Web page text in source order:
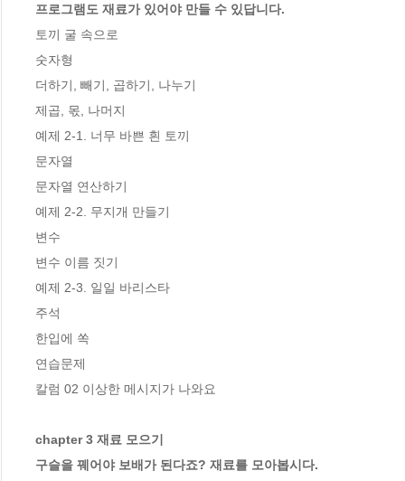
프로그램도 재료가 있어야 만들 수 있답니다.
토끼 굴 속으로
숫자형
더하기, 빼기, 곱하기, 나누기
제곱, 몫, 나머지
예제 2-1. 너무 바쁜 흰 토끼
문자열
문자열 연산하기
예제 2-2. 무지개 만들기
변수
변수 이름 짓기
예제 2-3. 일일 바리스타
주석
한입에 쏙
연습문제
칼럼 02 이상한 메시지가 나와요
chapter 3 재료 모으기
구슬을 꿰어야 보배가 된다죠? 재료를 모아봅시다.